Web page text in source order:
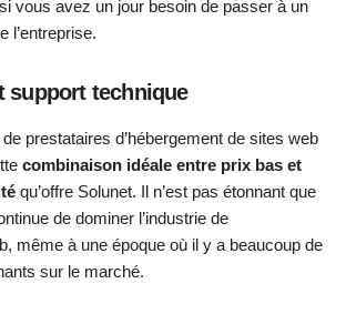
si vous avez un jour besoin de passer à un
l’entreprise.
support technique
prestataires d’hébergement de sites web
combinaison idéale entre prix bas et
qu’offre Solunet. Il n’est pas étonnant que
de dominer l’industrie de
même à une époque où il y a beaucoup de
sur le marché.